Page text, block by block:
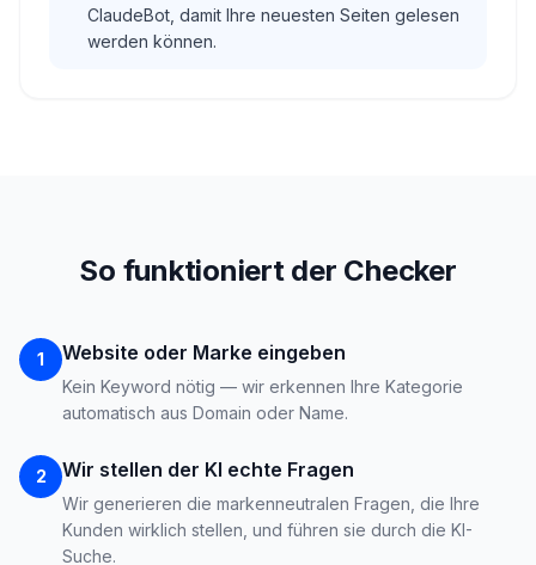
ClaudeBot, damit Ihre neuesten Seiten gelesen
werden können.
So funktioniert der Checker
1 Website oder Marke eingeben
Kein Keyword nötig — wir erkennen Ihre Kategorie
automatisch aus Domain oder Name.
2 Wir stellen der KI echte Fragen
Wir generieren die markenneutralen Fragen, die Ihre
Kunden wirklich stellen, und führen sie durch die KI-
Suche.